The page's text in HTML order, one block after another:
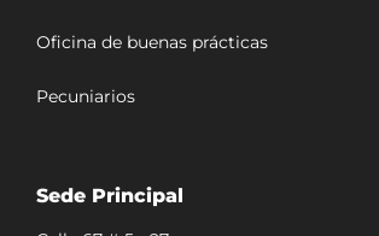
Oficina de buenas prácticas
Pecuniarios
Sede Principal